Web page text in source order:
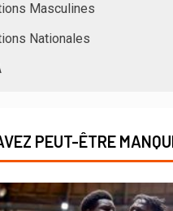
Masculines
Nationales
PEUT-ÊTRE